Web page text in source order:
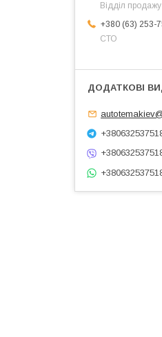
Відділ продажу
+380 (63) 253-
СТО